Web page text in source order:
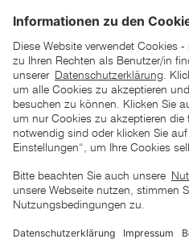
*der "statt"-Preis ist der
Tagen vor
unter den UVP